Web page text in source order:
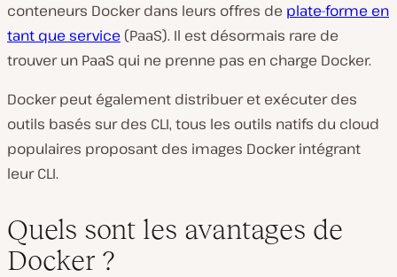
conteneurs Docker dans leurs offres de plate-forme en
tant que service (PaaS). Il est désormais rare de
trouver un PaaS qui ne prenne pas en charge Docker.
Docker peut également distribuer et exécuter des
outils basés sur des CLI, tous les outils natifs du cloud
populaires proposant des images Docker intégrant
leur CLI.
Quels sont les avantages de
Docker ?